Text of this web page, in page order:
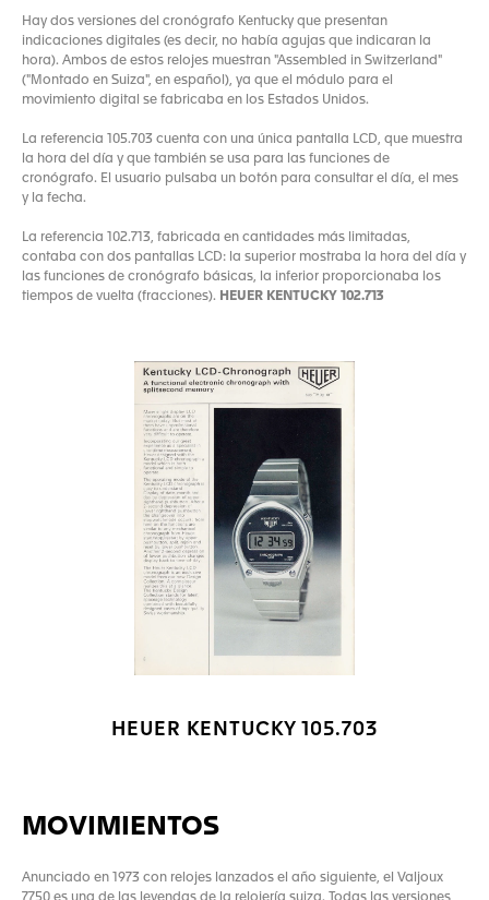
Hay dos versiones del cronógrafo Kentucky que presentan
indicaciones digitales (es decir, no había agujas que indicaran la
hora). Ambos de estos relojes muestran "Assembled in Switzerland"
("Montado en Suiza", en español), ya que el módulo para el
movimiento digital se fabricaba en los Estados Unidos.
La referencia 105.703 cuenta con una única pantalla LCD, que muestra
la hora del día y que también se usa para las funciones de
cronógrafo. El usuario pulsaba un botón para consultar el día, el mes
y la fecha.
La referencia 102.713, fabricada en cantidades más limitadas,
contaba con dos pantallas LCD: la superior mostraba la hora del día y
las funciones de cronógrafo básicas, la inferior proporcionaba los
tiempos de vuelta (fracciones). HEUER KENTUCKY 102.713
HEUER KENTUCKY 105.703
MOVIMIENTOS
Anunciado en 1973 con relojes lanzados el año siguiente, el Valjoux